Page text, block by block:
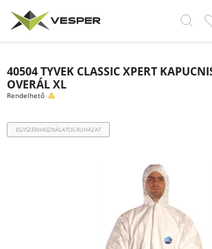
40504 TYVEK CLASSIC XPERT
OVERÁL XL
Rendelhető
EGYSZERHASZNÁLATOS RUHÁZAT